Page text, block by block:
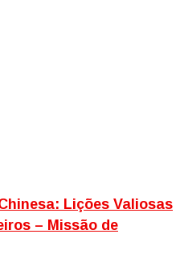
Lições Valiosas
– Missão de